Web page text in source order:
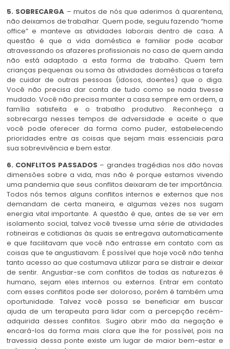
5. SOBRECARGA – muitos de nós que aderimos à quarentena,
não deixamos de trabalhar. Quem pode, seguiu fazendo “home
office” e manteve as atividades laborais dentro de casa. A
questão é que a vida doméstica e familiar pode acabar
atravessando os afazeres profissionais no caso de quem ainda
não está adaptado a esta forma de trabalho. Quem tem
crianças pequenas ou soma às atividades domésticas a tarefa
de cuidar de outras pessoas (idosos, doentes) que o diga.
Você não precisa dar conta de tudo como se nada tivesse
mudado. Você não precisa manter a casa sempre em ordem, a
família satisfeita e o trabalho produtivo. Reconheça a
sobrecarga nesses tempos de adversidade e aceite o que
você pode oferecer da forma como puder, estabelecendo
prioridades entre as coisas que sejam mais essenciais para
sua sobrevivência e bem estar.
6. CONFLITOS PASSADOS – grandes tragédias nos dão novas
dimensões sobre a vida, mas não é porque estamos vivendo
uma pandemia que seus conflitos deixaram de ter importância.
Todos nós temos alguns conflitos internos e externos que nos
demandam de certa maneira, e algumas vezes nos sugam
energia vital importante. A questão é que, antes de se ver em
isolamento social, talvez você tivesse uma série de atividades
rotineiras e cotidianas às quais se entregava automaticamente
e que facilitavam que você não entrasse em contato com as
coisas que te angustiavam. É possível que hoje você não tenha
tanto acesso ao que costumava utilizar para se distrair e deixar
de sentir. Angustiar-se com conflitos de todas as naturezas é
humano, sejam eles internos ou externos. Entrar em contato
com esses conflitos pode ser doloroso, porém é também uma
oportunidade. Talvez você possa se beneficiar em buscar
ajuda de um terapeuta para lidar com a percepção recém-
adquirida desses conflitos. Sugiro abrir mão da negação e
encará-los da forma mais clara que lhe for possível, pois na
travessia dessa ponte existe um lugar de maior bem-estar e